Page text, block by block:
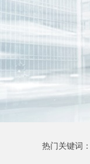
热门关键词：